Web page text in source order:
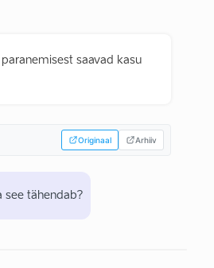
saavad kasu
Originaal Arhiiv
see tähendab?